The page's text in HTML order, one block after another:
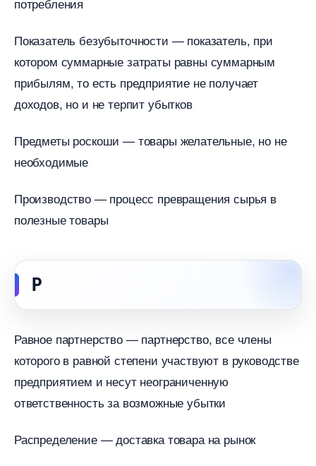
Показатель безубыточности — показатель, при
котором суммарные затраты равны суммарным
прибылям, то есть предприятие не получает
доходов, но и не терпит убытко
Предметы роскоши — товары желательные, но не
необходимые
Производство — процесс превращения сырья
полезные товары
Р
Равное партнерство — партнерство, все члены
которого в равной степени участвуют в руководстве
предприятием и несут неограниченную
ответственность за возможные убытки
Распределение — доставка товара на рынок